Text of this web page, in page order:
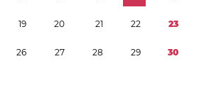
19 20 21 22 23
26 27 28 29 30